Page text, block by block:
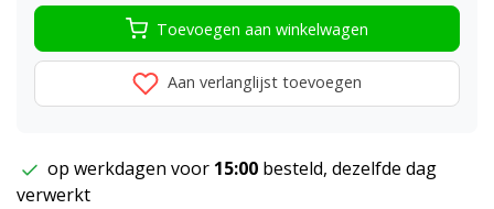
Toevoegen aan winkelwagen
Aan verlanglijst toevoegen
op werkdagen voor 15:00 besteld, dezelfde dag
verwerkt